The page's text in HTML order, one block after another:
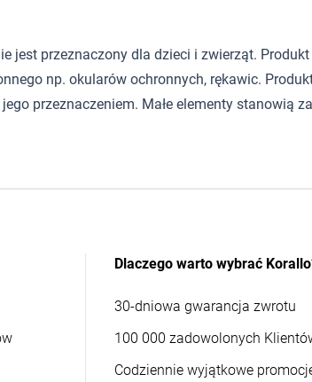
jest przeznaczony dla dzieci i zwierząt.
np. okularów ochronnych, rękawic.
przeznaczeniem. Małe elementy stanowią
Dlaczego warto wybrać
30-dniowa gwarancja zwrotu
100 000 zadowolonych
Codziennie wyjątkowe